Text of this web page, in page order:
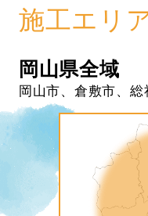
施工エリ
岡山県全域
岡山市、倉敷市、